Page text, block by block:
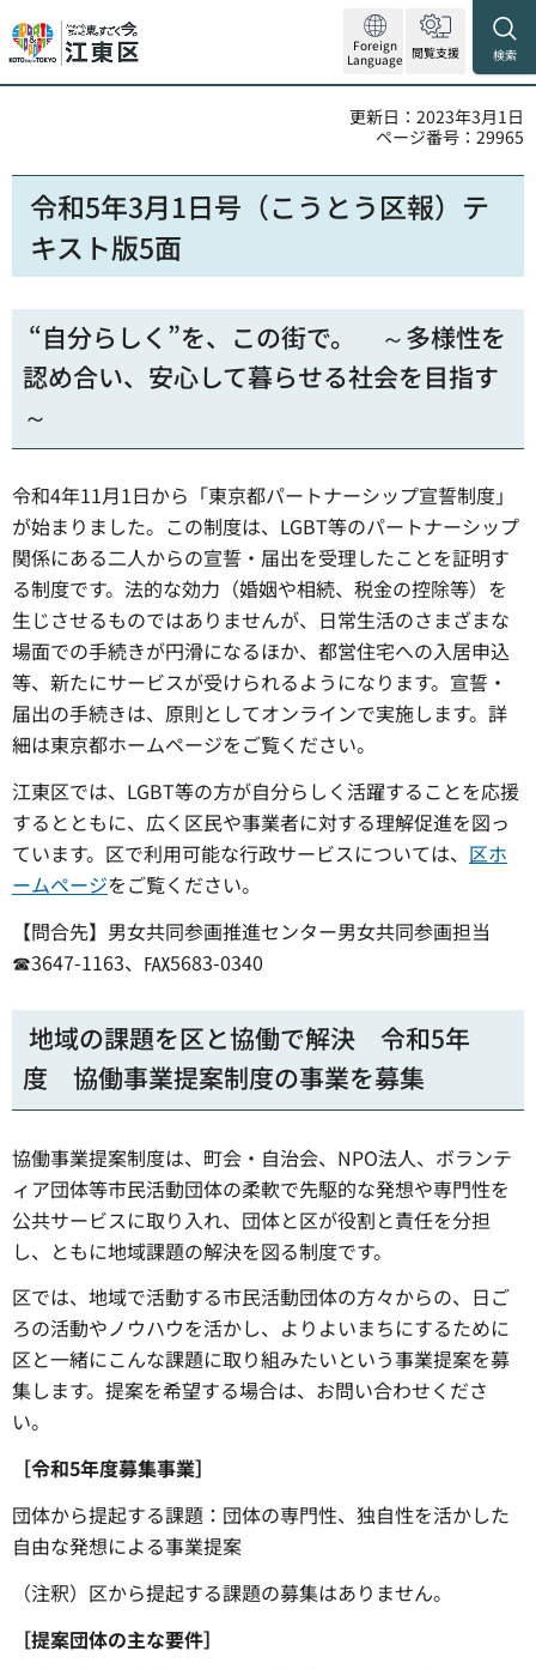
Foreign
Language 閲覧支援 検索
更新日：2023年3月1日
ページ番号：29965
令和5年3月1日号（こうとう区報）テ
キスト版5面
“自分らしく”を、この街で。 ～多様性を
認め合い、安心して暮らせる社会を目指す
～
令和4年11月1日から「東京都パートナーシップ宣誓制度」
が始まりました。この制度は、LGBT等のパートナーシップ
関係にある二人からの宣誓・届出を受理したことを証明す
る制度です。法的な効力（婚姻や相続、税金の控除等）を
生じさせるものではありませんが、日常生活のさまざまな
場面での手続きが円滑になるほか、都営住宅への入居申込
等、新たにサービスが受けられるようになります。宣誓・
届出の手続きは、原則としてオンラインで実施します。詳
細は東京都ホームページをご覧ください。
江東区では、LGBT等の方が自分らしく活躍することを応援
するとともに、広く区民や事業者に対する理解促進を図っ
ています。区で利用可能な行政サービスについては、 区ホ
ームページをご覧ください。
【問合先】男女共同参画推進センター男女共同参画担当
☎3647-1163、℻5683-0340
地域の課題を区と協働で解決 令和5年
度 協働事業提案制度の事業を募集
協働事業提案制度は、町会・自治会、NPO法人、ボランテ
ィア団体等市民活動団体の柔軟で先駆的な発想や専門性を
公共サービスに取り入れ、団体と区が役割と責任を分担
し、ともに地域課題の解決を図る制度です。
区では、地域で活動する市民活動団体の方々からの、日ご
ろの活動やノウハウを活かし、よりよいまちにするために
区と一緒にこんな課題に取り組みたいという事業提案を募
集します。提案を希望する場合は、お問い合わせくださ
い。
［令和5年度募集事業］
団体から提起する課題：団体の専門性、独自性を活かした
自由な発想による事業提案
（注釈）区から提起する課題の募集はありません。
［提案団体の主な要件］